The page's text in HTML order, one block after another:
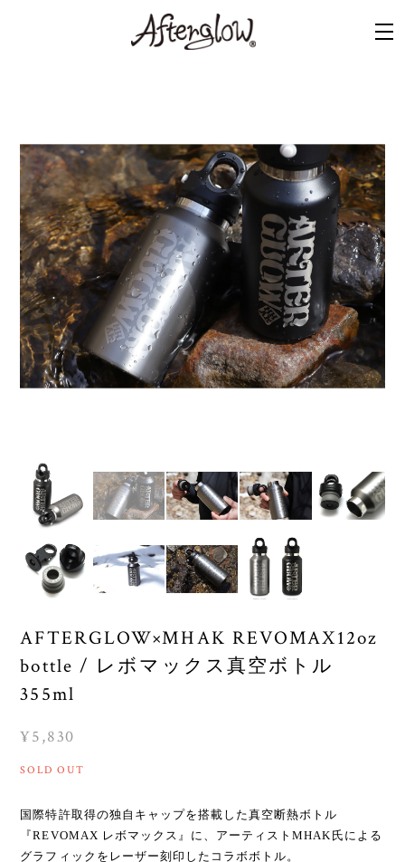
AFTERGLOW×MHAK REVOMAX12oz
bottle / レボマックス真空ボトル
355ml
¥5,830
SOLD OUT
国際特許取得の独自キャップを搭載した真空断熱ボトル
『REVOMAX レボマックス』に、アーティストMHAK氏による
グラフィックをレーザー刻印したコラボボトル。